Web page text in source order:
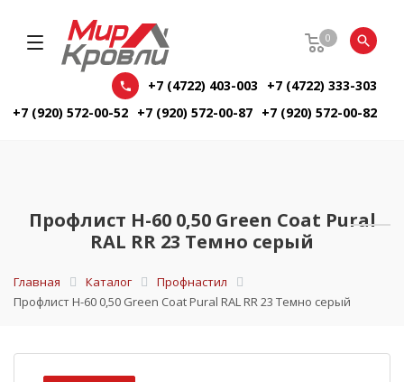
0
+7 (4722) 403-003
+7 (4722) 333-303
+7 (920) 572-00-52 +7 (920) 572-00-87 +7 (920) 572-00-82
Профлист Н-60 0,50 Green Coat Pural
RAL RR 23 Темно серый
Главная Каталог
Профнастил
Профлист Н-60 0,50 Green Coat Pural RAL RR 23 Темно серый